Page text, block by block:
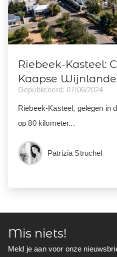
Riebeek-Kasteel:
Kaapse
Gepubliceerd: 07/06/2024
Riebeek-Kasteel, gelegen in
op 80 kilometer...
Patrizia Struchel
Mis niets!
Meld je aan voor onze